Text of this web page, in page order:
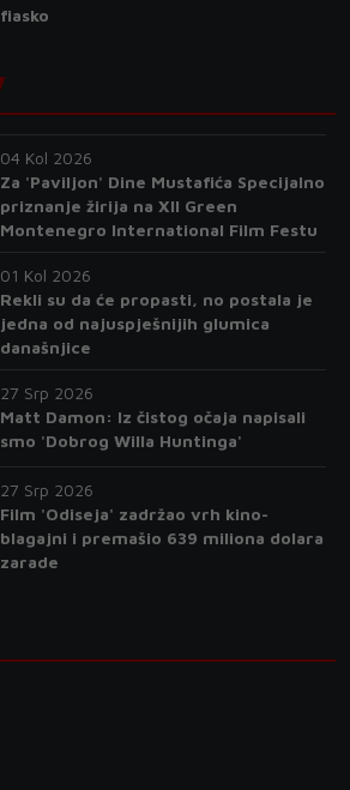
fiasko
04 Kol 2026
Za 'Paviljon' Dine Mustafića Specijalno
priznanje žirija na XII Green
Montenegro International Film Festu
01 Kol 2026
Rekli su da će propasti, no postala je
jedna od najuspješnijih glumica
današnjice
27 Srp 2026
Matt Damon: Iz čistog očaja napisali
smo 'Dobrog Willa Huntinga'
27 Srp 2026
Film 'Odiseja' zadržao vrh kino-
blagajni i premašio 639 miliona dolara
zarade